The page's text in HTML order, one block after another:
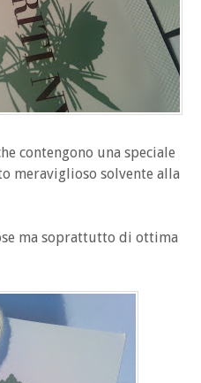
contengono una speciale
meraviglioso solvente alla
ma soprattutto di ottima